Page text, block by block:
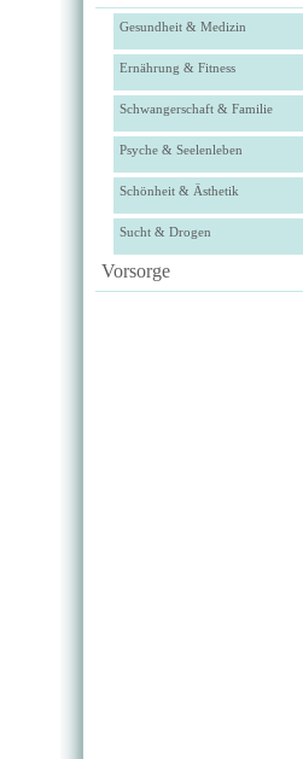
Gesundheit & Medizin
Ernährung & Fitness
Schwangerschaft & Familie
Psyche & Seelenleben
Schönheit & Ästhetik
Sucht & Drogen
Vorsorge